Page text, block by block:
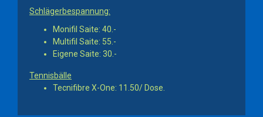
Schlägerbespannung:
Monifil Saite: 40.-
Multifil Saite: 55.-
Eigene Saite: 30.-
Tennisbälle
Tecnifibre X-One: 11.50/ Dose.